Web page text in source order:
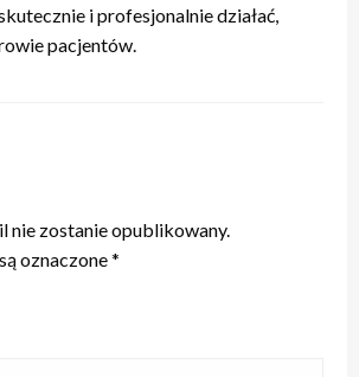
i profesjonalnie działać,
pacjentów.
nie zostanie opublikowany.
oznaczone*